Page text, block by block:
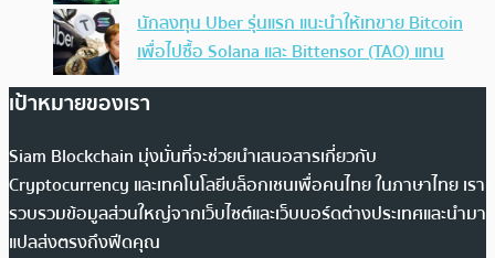
นักลงทุน Uber รุ่นแรก แนะนำให้เทขาย Bitcoin
เพื่อไปซื้อ Solana และ Bittensor (TAO) แทน
เป้าหมายของเรา
Siam Blockchain มุ่งมั่นที่จะช่วยนำเสนอสารเกี่ยวกับ
Cryptocurrency และเทคโนโลยีบล็อกเชนเพื่อคนไทย ในภาษาไทย เรา
รวบรวมข้อมูลส่วนใหญ่จากเว็บไซต์และเว็บบอร์ดต่างประเทศและนำมา
แปลส่งตรงถึงฟีดคุณ